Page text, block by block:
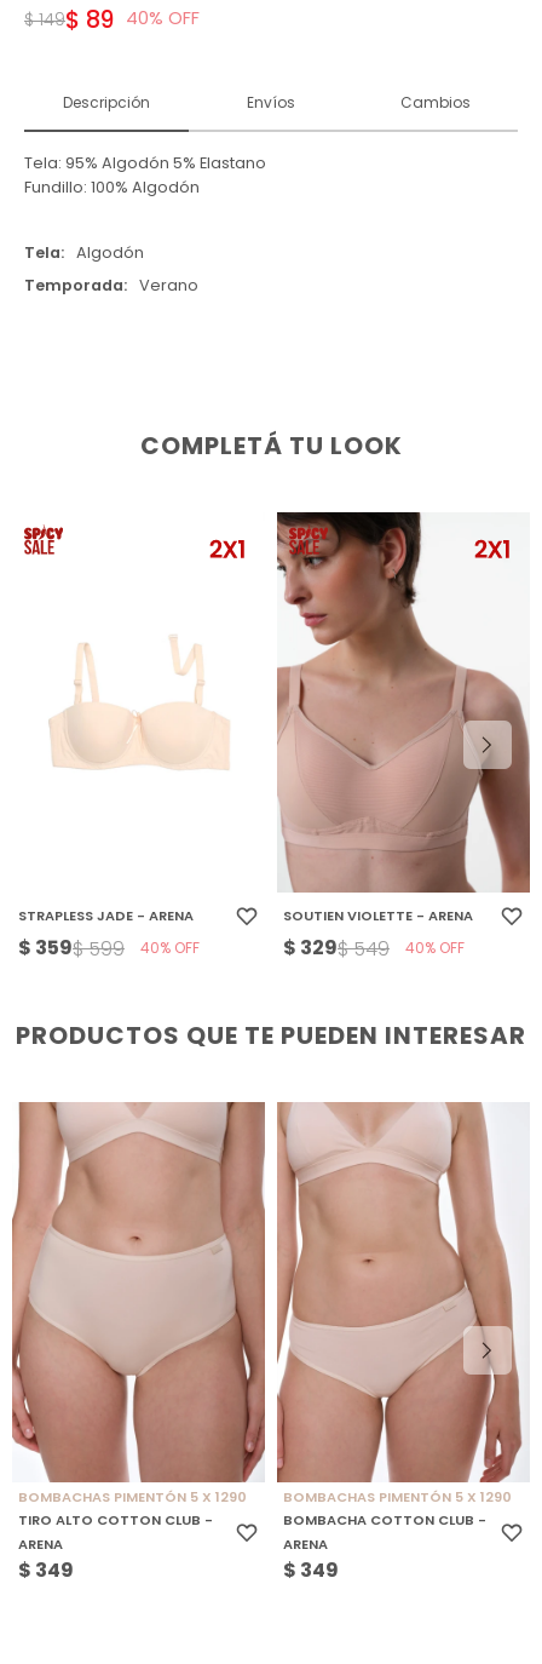
$ 89
$ 149 40
Descripción Envíos Cambios
Tela: 95% Algodón 5% Elastano
Fundillo: 100% Algodón
Tela
Algodón
Temporada
Verano
COMPLETÁ TU LOOK
STRAPLESS JADE - ARENA
$ 359$599 40
SOUTIEN VIOLETTE - ARENA
$ 329$549 40
PRODUCTOS QUE TE PUEDEN INTERESAR
BOMBACHAS PIMENTÓN 5 X 1290
TIRO ALTO COTTON CLUB -
ARENA
$ 349
BOMBACHAS PIMENTÓN 5 X 1290
BOMBACHA COTTON CLUB -
ARENA
$ 349